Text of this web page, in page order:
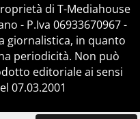
di T-Mediahouse
- P.Iva 06933670967 -
giornalistica, in quanto
periodicità. Non può
editoriale ai sensi
07.03.2001